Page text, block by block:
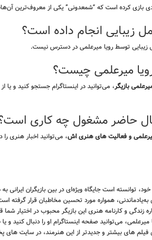
بازی کرده است که “شمعدونی” یکی از معروف‌ترین
زیبایی انجام داده است؟
زیبایی توسط رویا میرعلمی در دسترس نیست.
میرعلمی چیست؟
بازیگر، می‌توانید در اینستاگرام جستجو کنید و
حاضر مشغول چه کاری
میرعلمی و فعالیت های هنری اش، می‌توانید اخبار هنری
توانسته است جایگاه ویژه‌ای در بین بازیگران ایرانی
همواره مورد تحسین مخاطبان قرار گرفته
زندگی و کارنامه هنری این بازیگر محبوب در اختیار شما
می‌توانید صفحه اینستاگرام او را دنبال کنید و
فیلم های بیشتر و جدیدتر از این هنرمند، در سایت های